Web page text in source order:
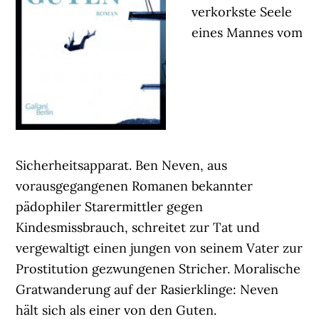
verkorkste Seele
eines Mannes vom
Sicherheitsapparat. Ben Neven, aus
vorausgegangenen Romanen bekannter
pädophiler Starermittler gegen
Kindesmissbrauch, schreitet zur Tat und
vergewaltigt einen jungen von seinem Vater zur
Prostitution gezwungenen Stricher. Moralische
Gratwanderung auf der Rasierklinge: Neven
hält sich als einer von den Guten.